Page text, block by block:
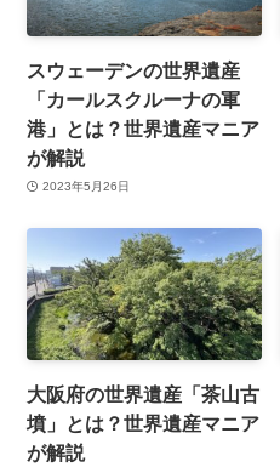
スウェーデンの世界遺産
「カールスクルーナの軍
港」とは？世界遺産マニア
が解説
2023年5月26日
大阪府の世界遺産「茶山古
墳」とは？世界遺産マニア
が解説